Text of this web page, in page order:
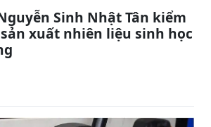
Sinh Nhật Tân kiểm
xuất nhiên liệu sinh học